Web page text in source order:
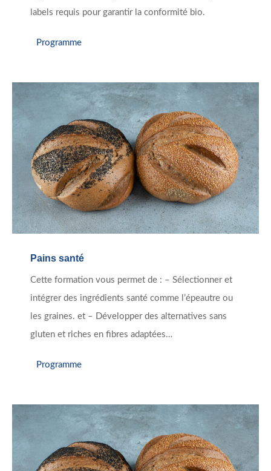
labels requis pour garantir la conformité bio.
Programme
Pains santé
Cette formation vous permet de : – Sélectionner et
intégrer des ingrédients santé comme l’épeautre ou
les graines. et – Développer des alternatives sans
gluten et riches en fibres adaptées…
Programme